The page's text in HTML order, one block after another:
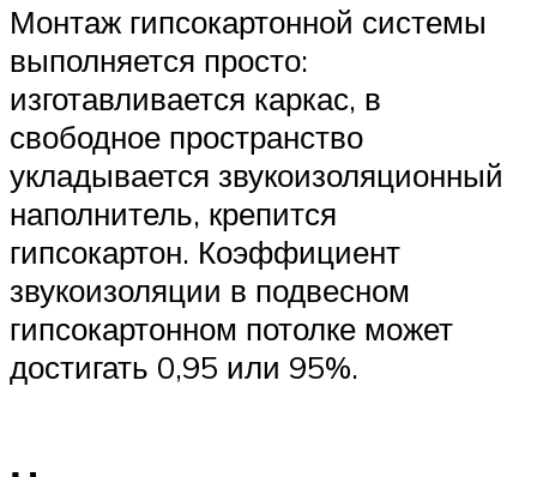
Монтаж гипсокартонной системы
выполняется просто:
изготавливается каркас, в
свободное пространство
укладывается звукоизоляционный
наполнитель, крепится
гипсокартон. Коэффициент
звукоизоляции в подвесном
гипсокартонном потолке может
достигать 0,95 или 95%.